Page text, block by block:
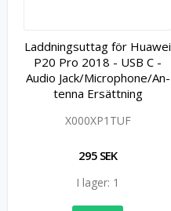
Laddningsuttag för Huawei
P20 Pro 2018 - USB C -
Audio J­a­c­k­/­M­i­c­r­o­p­h­o­n­e­/­A­n­
t­e­n­n­a Ersättning
X000XP1TUF
295 SEK
I lager: 1